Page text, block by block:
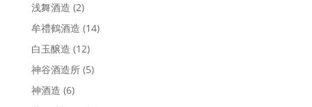
浅舞酒造 (2)
牟禮鶴酒造 (14)
白玉醸造 (12)
神谷酒造所 (5)
神酒造 (6)